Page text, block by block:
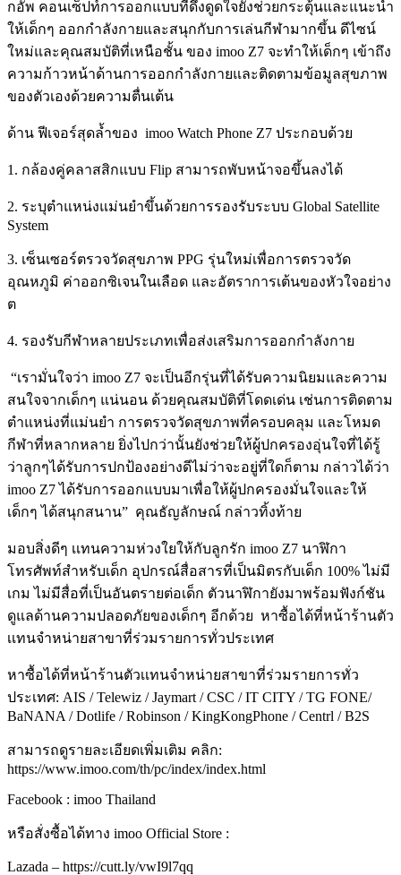
กอัพ คอนเซ็ปท์การออกแบบที่ดึงดูดใจยังช่วยกระตุ้นและแนะนำ
ให้เด็กๆ ออกกำลังกายและสนุกกับการเล่นกีฬามากขึ้น ดีไซน์
ใหม่และคุณสมบัติที่เหนือชั้น ของ imoo Z7 จะทำให้เด็กๆ เข้าถึง
ความก้าวหน้าด้านการออกกำลังกายและติดตามข้อมูลสุขภาพ
ของตัวเองด้วยความตื่นเต้น
ด้าน ฟีเจอร์สุดล้ำของ imoo Watch Phone Z7 ประกอบด้วย
1. กล้องคู่คลาสสิกแบบ Flip สามารถพับหน้าจอขึ้นลงได้
2. ระบุตำแหน่งแม่นยำขึ้นด้วยการรองรับระบบ Global Satellite
System
3. เซ็นเซอร์ตรวจวัดสุขภาพ PPG รุ่นใหม่เพื่อการตรวจวัด
อุณหภูมิ ค่าออกซิเจนในเลือด และอัตราการเต้นของหัวใจอย่าง
ต
4. รองรับกีฬาหลายประเภทเพื่อส่งเสริมการออกกำลังกาย
“เรามั่นใจว่า imoo Z7 จะเป็นอีกรุ่นที่ได้รับความนิยมและความ
สนใจจากเด็กๆ แน่นอน ด้วยคุณสมบัติที่โดดเด่น เช่นการติดตาม
ตำแหน่งที่แม่นยำ การตรวจวัดสุขภาพที่ครอบคลุม และโหมด
กีฬาที่หลากหลาย ยิ่งไปกว่านั้นยังช่วยให้ผู้ปกครองอุ่นใจที่ได้รู้
ว่าลูกๆได้รับการปกป้องอย่างดีไม่ว่าจะอยู่ที่ใดก็ตาม กล่าวได้ว่า
imoo Z7ได้รับการออกแบบมาเพื่อให้ผู้ปกครองมั่นใจและให้
เด็กๆ ได้สนุกสนาน” คุณธัญลักษณ์ กล่าวทิ้งท้าย
มอบสิ่งดีๆ เเทนความห่วงใยให้กับลูกรัก imoo Z7 นาฬิกา
โทรศัพท์สำหรับเด็ก อุปกรณ์สื่อสารที่เป็นมิตรกับเด็ก 100%ไม่มี
เกม ไม่มีสื่อที่เป็นอันตรายต่อเด็ก ตัวนาฬิกายังมาพร้อมฟังก์ชัน
ดูแลด้านความปลอดภัยของเด็กๆ อีกด้วย หาซื้อได้ที่หน้าร้านตัว
เเทนจำหน่ายสาขาที่ร่วมรายการทั่วประเทศ
หาซื้อได้ที่หน้าร้านตัวเเทนจำหน่ายสาขาที่ร่วมรายการทั่ว
ประเทศ: AIS / Telewiz / Jaymart / CSC / IT CITY / TG FONE/
BaNANA / Dotlife / Robinson / KingKongPhone / Centrl / B2S
สามารถดูรายละเอียดเพิ่มเติม คลิก:
https://www.imoo.com/th/pc/index/index.html
Facebook : imoo Thailand
หรือสั่งซื้อได้ทาง imoo Official Store :
Lazada – https://cutt.ly/vwI9l7qq